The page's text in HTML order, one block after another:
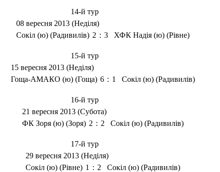
14-й тур
08 вересня 2013 (Неділя)
Сокіл (ю) (Радивилів) 2 : 3 ХФК Надія (ю) (Рівне)
15-й тур
15 вересня 2013 (Неділя)
Гоща-АМАКО (ю) (Гоща) 6 : 1 Сокіл (ю) (Радивилів)
16-й тур
21 вересня 2013 (Субота)
ФК Зоря (ю) (Зоря) 2 : 2 Сокіл (ю) (Радивилів)
17-й тур
29 вересня 2013 (Неділя)
Сокіл (ю) (Рівне) 1 : 2 Сокіл (ю) (Радивилів)